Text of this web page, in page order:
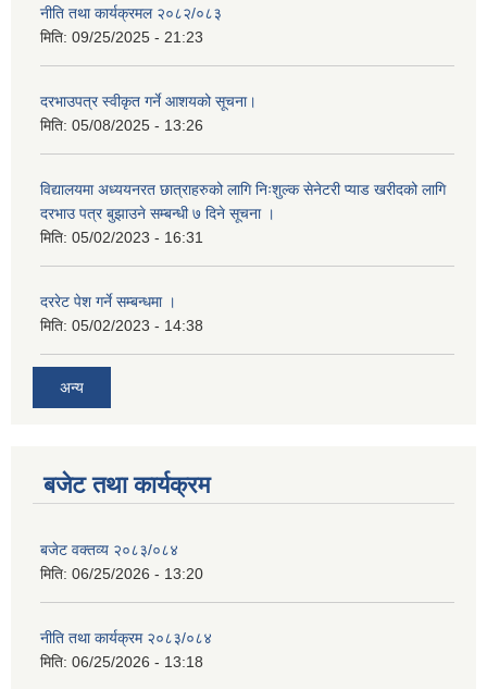
नीति तथा कार्यक्रमल २०८२/०८३
मिति: 09/25/2025 - 21:23
दरभाउपत्र स्वीकृत गर्ने आशयको सूचना।
मिति: 05/08/2025 - 13:26
विद्यालयमा अध्ययनरत छात्राहरुको लागि निःशुल्क सेनेटरी प्याड खरीदको लागि
दरभाउ पत्र बुझाउने सम्बन्धी ७ दिने सूचना ।
मिति: 05/02/2023 - 16:31
दररेट पेश गर्ने सम्बन्धमा ।
मिति: 05/02/2023 - 14:38
अन्य
बजेट तथा कार्यक्रम
बजेट वक्तव्य २०८३/०८४
मिति: 06/25/2026 - 13:20
नीति तथा कार्यक्रम २०८३/०८४
मिति: 06/25/2026 - 13:18